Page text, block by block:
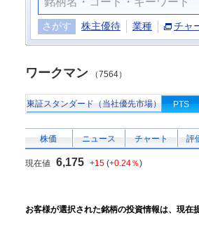
さがす 株主優待 業種 チャ
ワークマン （7564）
東証スタンダード（当社優先市場） PTS
株価 ニュース チャート 評
現在値 6,175 +15 (+0.24％)
お客様が選択された銘柄の投資情報は、現在